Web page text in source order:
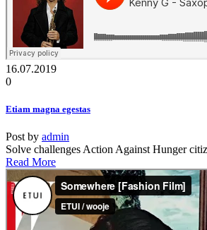
16.07.2019
0
Etiam magna egestas
Post by admin
Solve challenges Action Against Hunger
Read More